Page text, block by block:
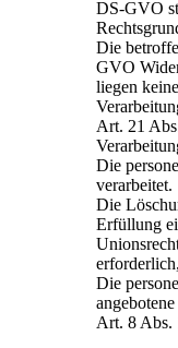
DS-GVO
Die
GVO
liegen
Art. 21
Die
verarbeitet.
Die
Erfüllung
Die
Art. 8 Abs.